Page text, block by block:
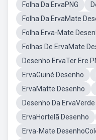
Folha Da ErvaPNG
Folha Da ErvaMate
Folha Erva-Mate
Folhas De ErvaMate
Desenho ErvaTer Ere
ErvaGuiné Desenho
ErvaMatte Desenho
Desenho Da ErvaVerde
ErvaHortelã Desenho
Erva-Mate